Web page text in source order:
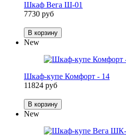
Шкаф Вега Ш-01
7730 руб
В корзину
New
Шкаф-купе Комфорт - 14
11824 руб
В корзину
New